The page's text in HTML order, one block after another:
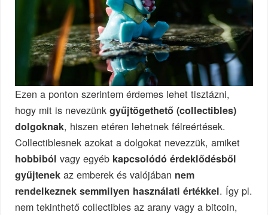
Ezen a ponton szerintem érdemes lehet tisztázni,
hogy mit is nevezünkgyűjtögethető (collectibles)
dolgoknak, hiszen etéren lehetnek félreértések.
Collectiblesnek azokat a dolgokat nevezzük, amiket
hobbiból vagy egyéb kapcsolódó érdeklődésből
gyűjtenek az emberek és valójában nem
rendelkeznek semmilyen használati értékkel. Így pl.
nem tekinthető collectibles az arany vagy a bitcoin,